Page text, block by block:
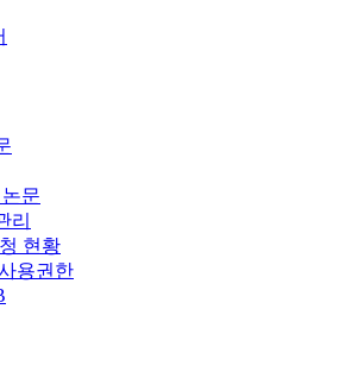
문
리
현황
용권한